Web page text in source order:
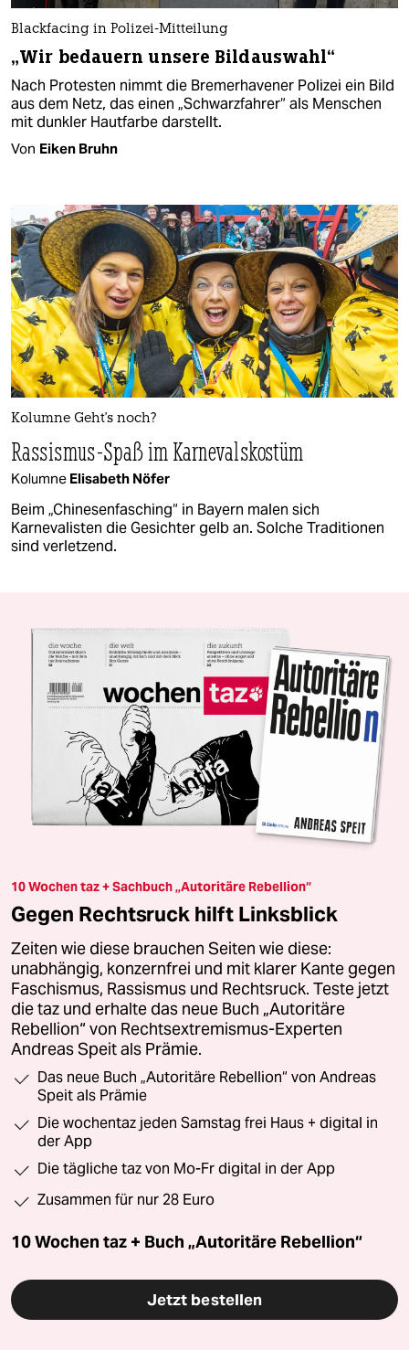
Blackfacing in Polizei-Mitteilung
„Wir bedauern unsere Bildauswahl“
Nach Protesten nimmt die Bremerhavener Polizei ein Bild
aus dem Netz, das einen „Schwarzfahrer“ als Menschen
mit dunkler Hautfarbe darstellt.
Von Eiken Bruhn
Kolumne Geht's noch?
Rassismus-Spaß im Karnevalskostüm
Kolumne Elisabeth Nöfer
Beim „Chinesenfasching“ in Bayern malen sich
Karnevalisten die Gesichter gelb an. Solche Traditionen
sind verletzend.
10 Wochen taz + Sachbuch „Autoritäre Rebellion“
Gegen Rechtsruck hilft Linksblick
Zeiten wie diese brauchen Seiten wie diese:
unabhängig, konzernfrei und mit klarer Kante gegen
Faschismus, Rassismus und Rechtsruck. Teste jetzt
die taz und erhalte das neue Buch „Autoritäre
Rebellion“ von Rechtsextremismus-Experten
Andreas Speit als Prämie.
Das neue Buch „Autoritäre Rebellion“ von Andreas
Speit als Prämie
Die wochentaz jeden Samstag frei Haus + digital in
der App
Die tägliche taz von Mo-Fr digital in der App
Zusammen für nur 28 Euro
10 Wochen taz + Buch „Autoritäre Rebellion“
Jetzt bestellen